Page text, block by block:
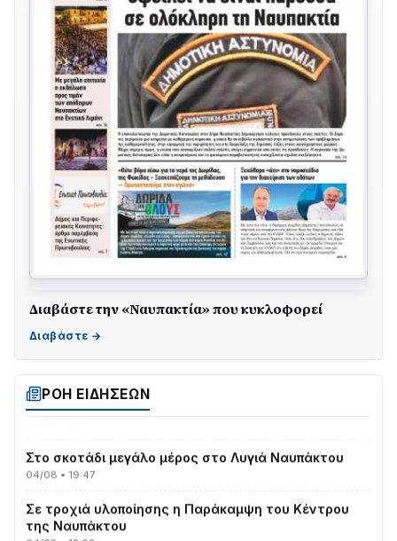
Διαβάστε την «Ναυπακτία» που κυκλοφορεί
ΡΟΗ ΕΙΔΗΣΕΩΝ
Γιορτή της Τράτας 2026 | Ερατεινή Δωρίδας:
Παράδοση, Χορός & Γλέντι!
ΤΟ ΠΑΡΤΥ ΣΥΝΕΧΙΖΕΤΑΙ…
05/08 • 08:41
04/08 • 19:47
της Ναυπάκτου
04/08 • 12:08